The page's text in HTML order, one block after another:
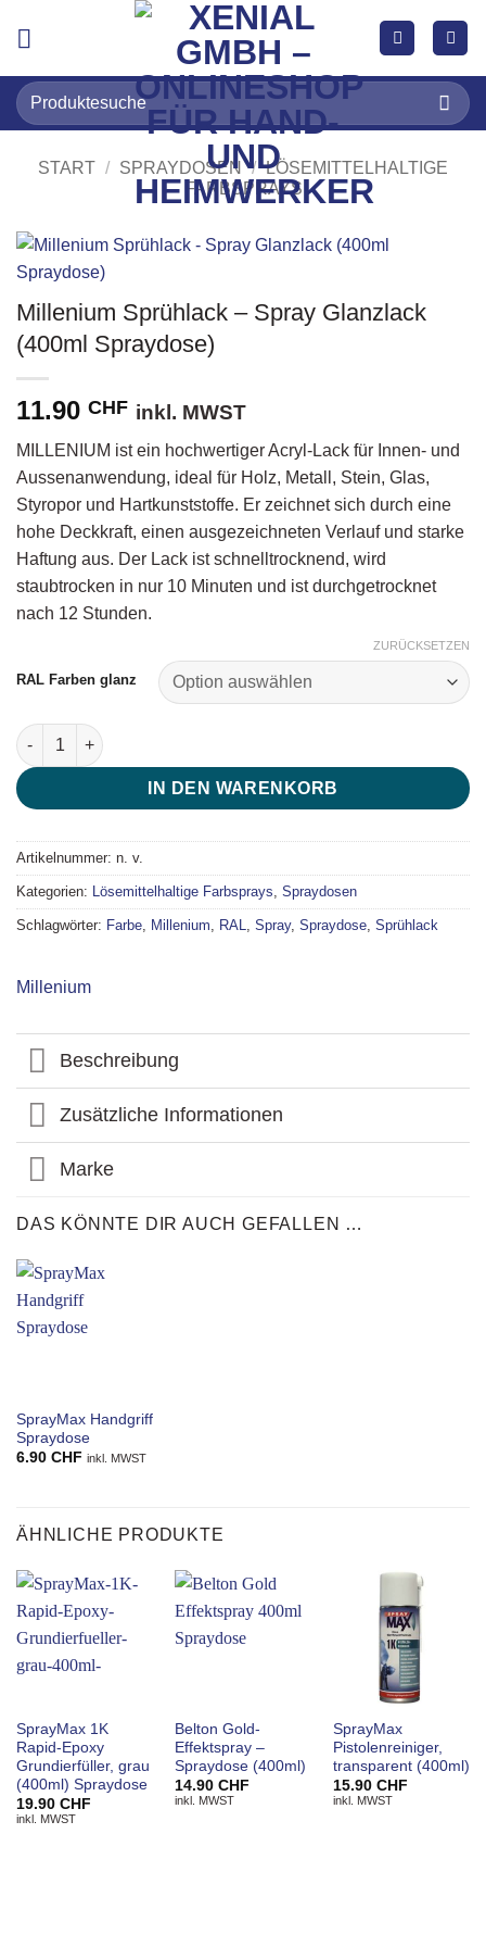
Suchen
nach:
START / SPRAYDOSEN / LÖSEMITTELHALTIGE
FARBSPRAYS
Millenium Sprühlack – Spray Glanzlack
(400ml Spraydose)
11.90 CHF inkl. MWST
MILLENIUM ist ein hochwertiger Acryl-Lack für Innen- und
Aussenanwendung, ideal für Holz, Metall, Stein, Glas,
Styropor und Hartkunststoffe. Er zeichnet sich durch eine
hohe Deckkraft, einen ausgezeichneten Verlauf und starke
Haftung aus. Der Lack ist schnelltrocknend, wird
staubtrocken in nur 10 Minuten und ist durchgetrocknet
nach 12 Stunden.
RAL Farben glanz
ZURÜCKSETZEN
Millenium Sprühlack - Spray Glanzlack (400ml Spraydose)
IN DEN WARENKORB
Artikelnummer: n. v.
Kategorien: Lösemittelhaltige Farbsprays Spraydosen
Schlagwörter: Farbe Millenium RAL Spray, Spraydose Sprühlack
Millenium
Beschreibung
Zusätzliche Informationen
Marke
DAS KÖNNTE DIR AUCH GEFALLEN …
SprayMax Handgriff
Spraydose
6.90 CHF inkl. MWST
ÄHNLICHE PRODUKTE
SprayMax 1K
Rapid-Epoxy
Grundierfüller, grau
(400ml) Spraydose
19.90 CHF
inkl. MWST
Belton Gold-
Effektspray –
Spraydose (400ml)
14.90 CHF
inkl. MWST
SprayMax
Pistolenreiniger,
transparent (400ml)
15.90 CHF
inkl. MWST